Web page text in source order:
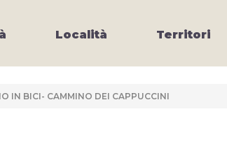
Località Territori
IN BICI- CAMMINO DEI CAPPUCCINI